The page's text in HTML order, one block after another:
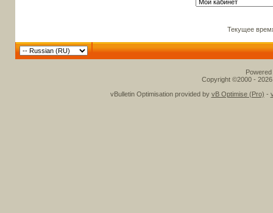
Текущее
Copyright ©2000 -
vBulletin Optimisation provided by vB Optimise (Pro) -